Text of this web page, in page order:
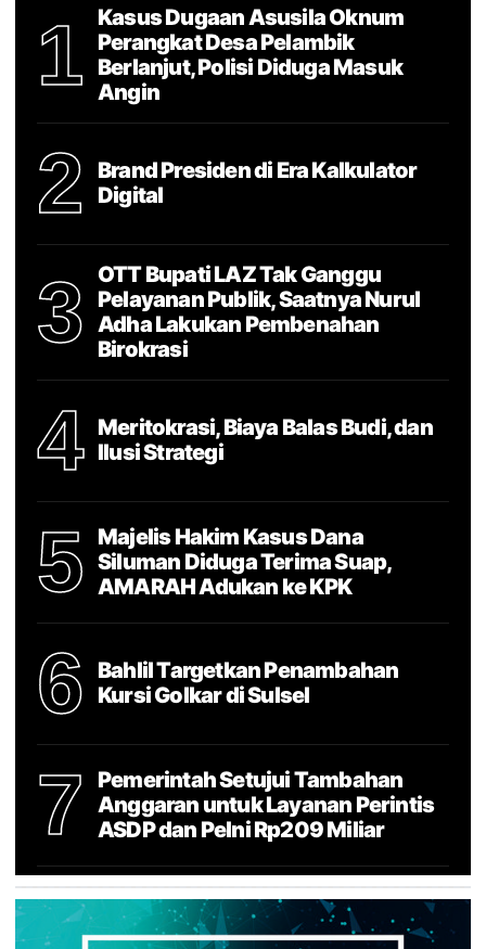
1
Kasus Dugaan Asusila Oknum
Perangkat Desa Pelambik
Berlanjut, Polisi Diduga Masuk
Angin
2
Brand Presiden di Era Kalkulator
Digital
3
OTT Bupati LAZ Tak Ganggu
Pelayanan Publik, Saatnya Nurul
Adha Lakukan Pembenahan
Birokrasi
4
Meritokrasi, Biaya Balas Budi, dan
Ilusi Strategi
5
Majelis Hakim Kasus Dana
Siluman Diduga Terima Suap,
AMARAH Adukan ke KPK
6
Bahlil Targetkan Penambahan
Kursi Golkar di Sulsel
7
Pemerintah Setujui Tambahan
Anggaran untuk Layanan Perintis
ASDP dan Pelni Rp209 Miliar